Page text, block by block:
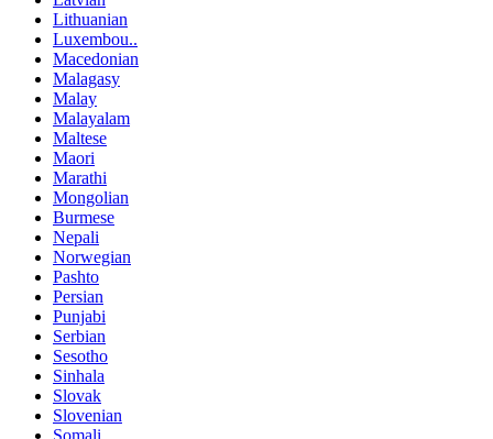
Lithuanian
Luxembou..
Macedonian
Malagasy
Malay
Malayalam
Maltese
Maori
Marathi
Mongolian
Burmese
Nepali
Norwegian
Pashto
Persian
Punjabi
Serbian
Sesotho
Sinhala
Slovak
Slovenian